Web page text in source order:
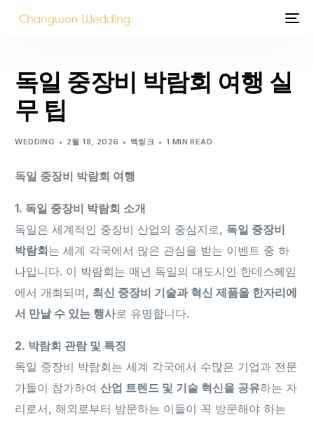
독일 중장비 박람회 여행 실
무 팁
WEDDING 2월 18, 2026 백링크 1 MIN READ
독일 중장비 박람회 여행
1. 독일 중장비 박람회 소개
독일은 세계적인 중장비 산업의 중심지로, 독일 중장비
박람회는 세계 각국에서 많은 관심을 받는 이벤트 중 하
나입니다. 이 박람회는 매년 독일의 대도시인 한데스헤임
에서 개최되며, 최신 중장비 기술과 혁신 제품을 한자리에
서 만날 수 있는 행사로 유명합니다.
2. 박람회 관람 및 특징
독일 중장비 박람회는 세계 각국에서 수많은 기업과 전문
가들이 참가하여산업 트렌드 및 기술 혁신을 공유하는 자
리로서, 해외로부터 방문하는 이들이 꼭 방문해야 하는